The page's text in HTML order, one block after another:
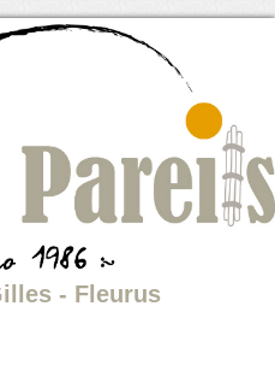
- Fleurus